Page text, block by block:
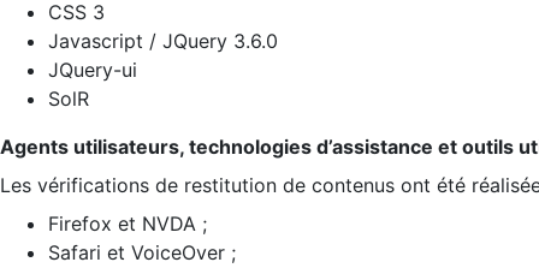
CSS 3
Javascript / JQuery 3.6.0
JQuery-ui
SolR
Agents utilisateurs, technologies d’assistance et outils
Les vérifications de restitution de contenus ont été
Firefox et NVDA ;
Safari et VoiceOver ;